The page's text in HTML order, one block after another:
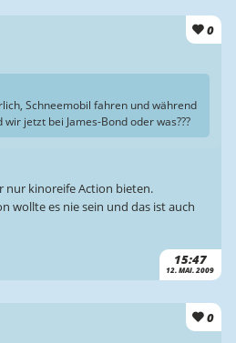
0
15:47
12. MAI. 2009
Schneemobil fahren und während
jetzt bei James-Bond oder was???
nur kinoreife Action bieten.
wollte es nie sein und das ist auch
0